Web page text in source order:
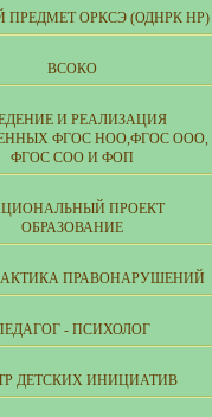
ПРЕДМЕТ ОРКСЭ (ОДНРК НР)
ВСОКО
И РЕАЛИЗАЦИЯ
ФГОС НОО,ФГОС ООО,
ФГОС СОО И ФОП
ПРОЕКТ
ОБРАЗОВАНИЕ
ПРАВОНАРУШЕНИЙ
- ПСИХОЛОГ
ДЕТСКИХ ИНИЦИАТИВ